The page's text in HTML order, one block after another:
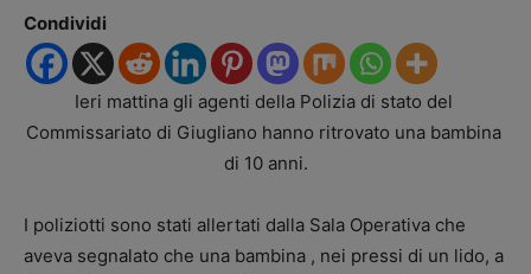
Condividi
Ieri mattina gli agenti della Polizia di stato del
Commissariato di Giugliano hanno ritrovato una bambina
di 10 anni.
I poliziotti sono stati allertati dalla Sala Operativa che
aveva segnalato che una bambina , nei pressi di un lido, a